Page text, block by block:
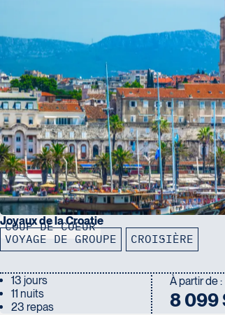
ans devront payer ces
demande d’autorisation
Lorsque la demande ETIAS
éventualité.
*Ce nouveau programme
Pour plus d’informations
COUP DE COEUR
Joyaux de la Croatie
VOYAGE DE GROUPE CROISIÈRE
13 jours
11 nuits
23 repas
À partir de :
8 099